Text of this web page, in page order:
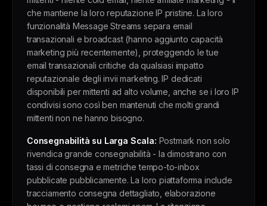
che mantiene la loro reputazione IP pristine. La loro
funzionalità Message Streams separa email
transazionali e broadcast (hanno aggiunto capacità
marketing più recentemente), proteggendo le tue
email transazionali critiche da qualsiasi impatto
reputazionale degli invii marketing. IP dedicati
disponibili per mittenti ad alto volume, anche se i loro IP
condivisi sono così ben mantenuti che molti grandi
mittenti non ne hanno bisogno.
Consegnabilità su Larga Scala: Postmark non solo
rivendica grande consegnabilità - la dimostrano con
tassi di consegna e metriche tempo-to-inbox
pubblicate pubblicamente. La loro piattaforma include
tracciamento consegna dettagliato, elaborazione